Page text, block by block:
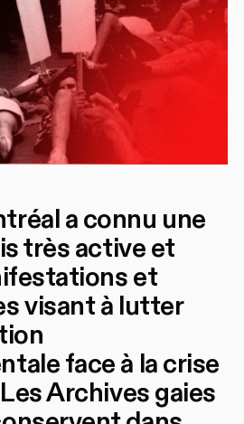
a connu une
très active et
et
visant à lutter
face à la crise
Archives gaies